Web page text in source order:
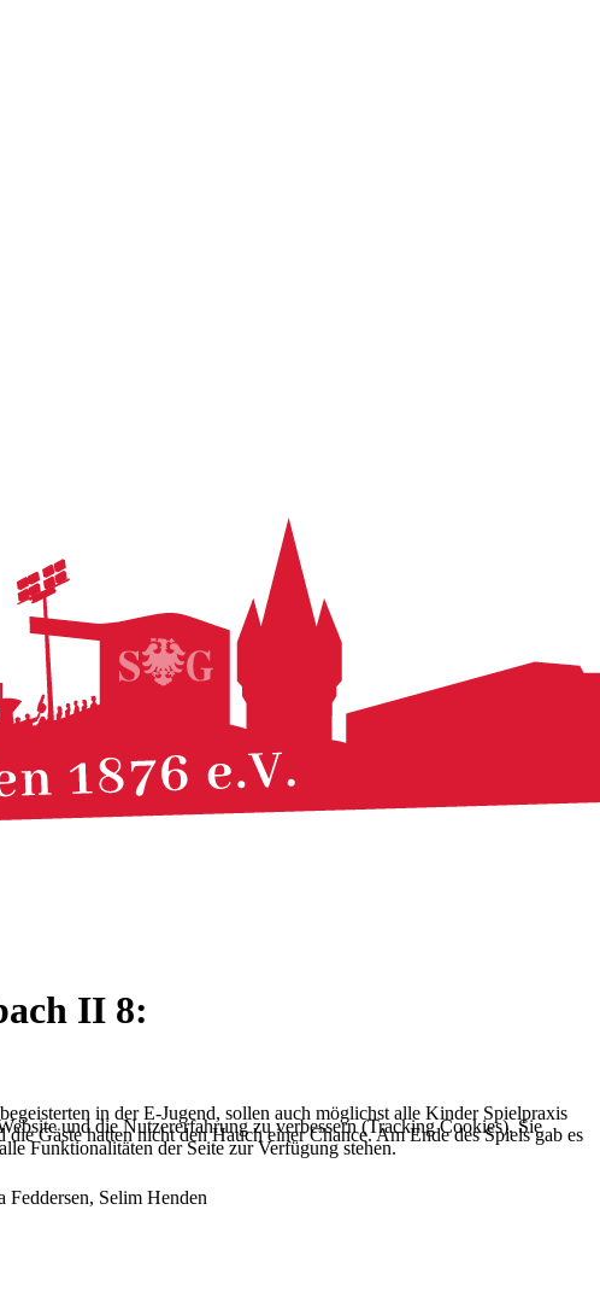
II 8:
in der E-Jugend, sollen auch möglichst alle Kinder Spielpraxis
Gäste hatten nicht den Hauch einer Chance. Am Ende des Spiels gab es
Selim Henden
und die Nutzererfahrung zu verbessern (Tracking Cookies). Sie
Funktionalitäten der Seite zur Verfügung stehen.